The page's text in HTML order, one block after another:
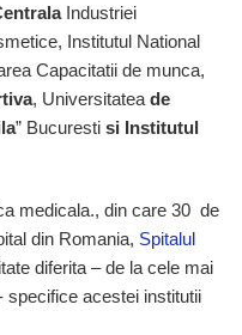
Industriei
Institutul National
Capacitatii de munca,
, Universitatea de
” Bucuresti si Institutul
medicala., din care 30 de
din Romania, Spitalul
diferita – de la cele mai
specifice acestei institutii